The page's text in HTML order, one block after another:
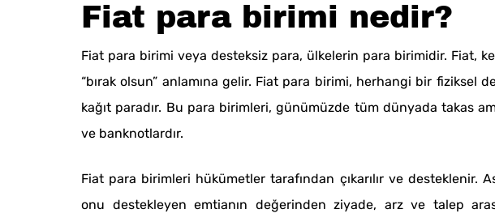
Fiat para birimi nedir?
Fiat para birimi veya desteksiz para, ülkelerin para birimidir. Fiat,
“bırak olsun” anlamına gelir. Fiat para birimi, herhangi bir fiziksel
kağıt paradır. Bu para birimleri, günümüzde tüm dünyada takas
ve banknotlardır.
Fiat para birimleri hükümetler tarafından çıkarılır ve desteklenir.
onu destekleyen emtianın değerinden ziyade, arz ve talep